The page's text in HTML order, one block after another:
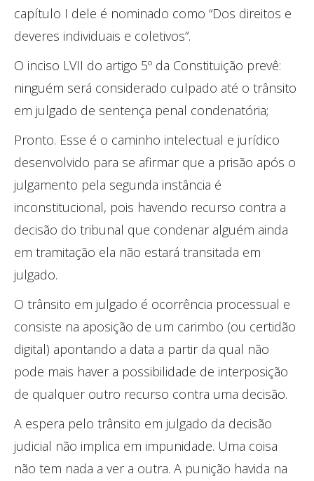
capítulo I dele é nominado como “Dos direitos e
deveres individuais e coletivos”.
O inciso LVII do artigo 5º da Constituição prevê:
ninguém será considerado culpado até o trânsito
em julgado de sentença penal condenatória;
Pronto. Esse é o caminho intelectual e jurídico
desenvolvido para se afirmar que a prisão após o
julgamento pela segunda instância é
inconstitucional, pois havendo recurso contra a
decisão do tribunal que condenar alguém ainda
em tramitação ela não estará transitada em
julgado.
O trânsito em julgado é ocorrência processual e
consiste na aposição de um carimbo (ou certidão
digital) apontando a data a partir da qual não
pode mais haver a possibilidade de interposição
de qualquer outro recurso contra uma decisão.
A espera pelo trânsito em julgado da decisão
judicial não implica em impunidade. Uma coisa
não tem nada a ver a outra. A punição havida na